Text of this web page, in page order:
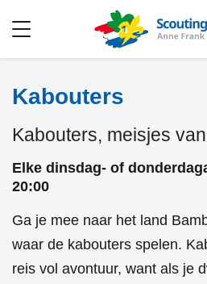
Open
home
kabouters
Kabouters
Kabouters, meisjes
Elke dinsdag- of
20:00
Ga je mee naar het land
waar de kabouters spelen.
reis vol avontuur, want als je